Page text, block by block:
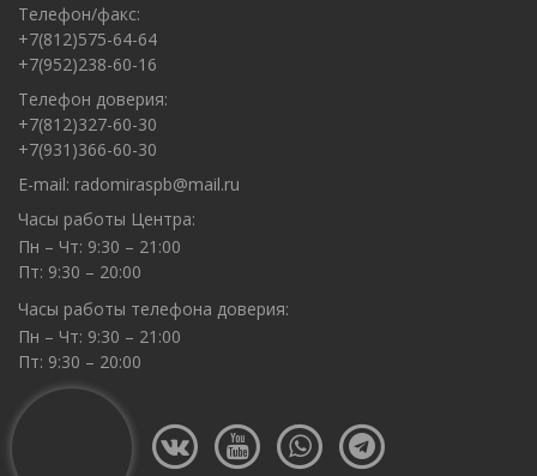
Телефон/факс:
+7(812)575-64-64
+7(952)238-60-16
Телефон доверия:
+7(812)327-60-30
+7(931)366-60-30
E-mail: radomiraspb@mail.ru
Часы работы Центра:
Пн – Чт: 9:30 – 21:00
Пт: 9:30 – 20:00
Часы работы телефона доверия:
Пн – Чт: 9:30 – 21:00
Пт: 9:30 – 20:00